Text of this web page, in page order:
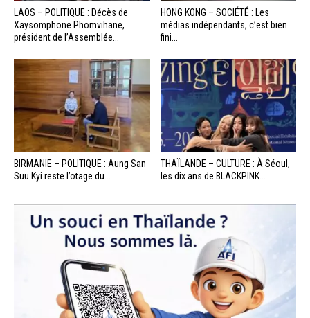
LAOS – POLITIQUE : Décès de
Xaysomphone Phomvihane,
président de l’Assemblée...
HONG KONG – SOCIÉTÉ : Les
médias indépendants, c’est bien
fini...
BIRMANIE – POLITIQUE : Aung San
Suu Kyi reste l’otage du...
THAÏLANDE – CULTURE : À Séoul,
les dix ans de BLACKPINK...